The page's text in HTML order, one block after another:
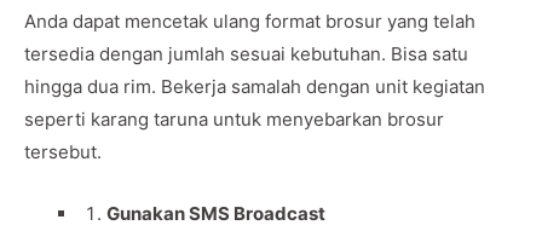
Anda dapat mencetak ulang format brosur yang telah
tersedia dengan jumlah sesuai kebutuhan. Bisa satu
hingga dua rim. Bekerja samalah dengan unit kegiatan
seperti karang taruna untuk menyebarkan brosur
tersebut.
Gunakan SMS Broadcast